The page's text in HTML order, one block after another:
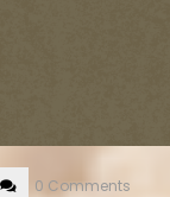
0 Comments